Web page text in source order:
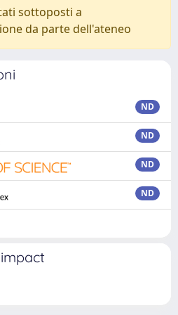
sottoposti a
da parte dell'ateneo
ND
ND
ND
ND